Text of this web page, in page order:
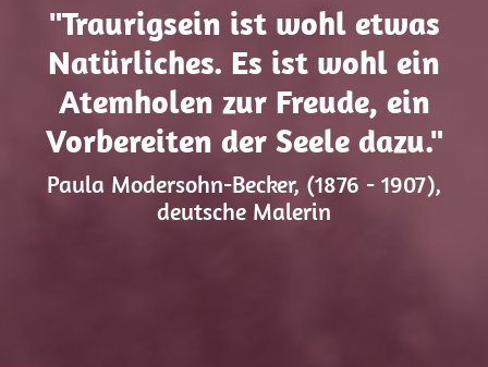
"Traurigsein ist wohl etwas
Natürliches. Es ist wohl ein
Atemholen zur Freude, ein
Vorbereiten der Seele dazu."
Paula Modersohn-Becker, (1876 - 1907),
deutsche Malerin